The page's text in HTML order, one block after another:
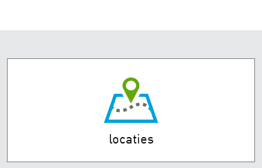
locaties